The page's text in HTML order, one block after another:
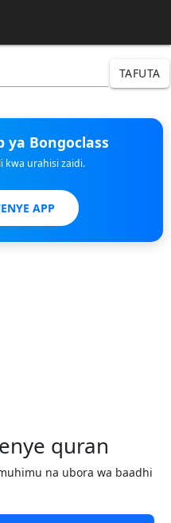
TAFUTA
ya Bongoclass
kwa urahisi zaidi.
APP
quran
na ubora wa baadhi